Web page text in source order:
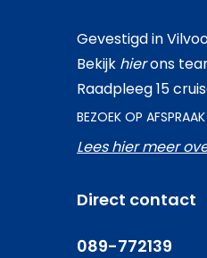
Gevestigd in
Bekijk hierons
Raadpleeg 15
BEZOEK OP AFSPRAAK
Lees hier meer
Direct contact
089-772139